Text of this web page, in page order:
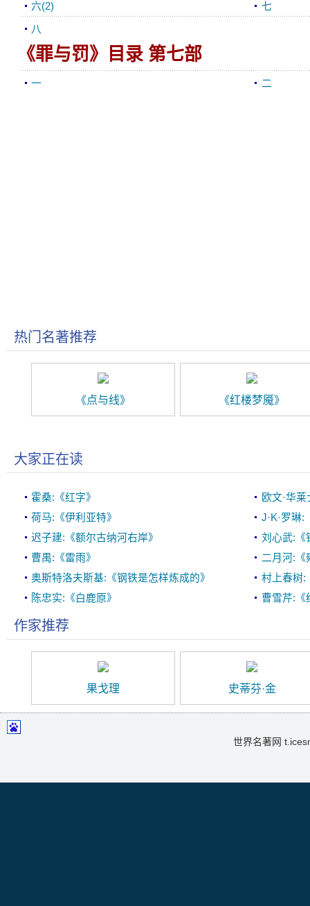
六(2) 七
八
《罪与罚》目录 第七部
一 二
热门名著推荐
《点与线》 《红楼梦魇》
大家正在读
霍桑:《红字》
欧文·华
荷马:《伊利亚特》
J·K·罗琳:
迟子建:《额尔古纳河右岸》
刘心武:《
曹禺:《雷雨》
二月河:《
奥斯特洛夫斯基:《钢铁是怎样炼成的》
村上春树:
陈忠实:《白鹿原》
曹雪芹:《
作家推荐
果戈理 史蒂芬·金
世界名著网